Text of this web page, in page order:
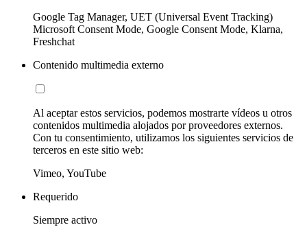
Google Tag Manager, UET (Universal Event Tracking)
Microsoft Consent Mode, Google Consent Mode, Klarna,
Freshchat
Contenido multimedia externo
Al aceptar estos servicios, podemos mostrarte vídeos u otros
contenidos multimedia alojados por proveedores externos.
Con tu consentimiento, utilizamos los siguientes servicios de
terceros en este sitio web:
Vimeo, YouTube
Requerido
Siempre activo